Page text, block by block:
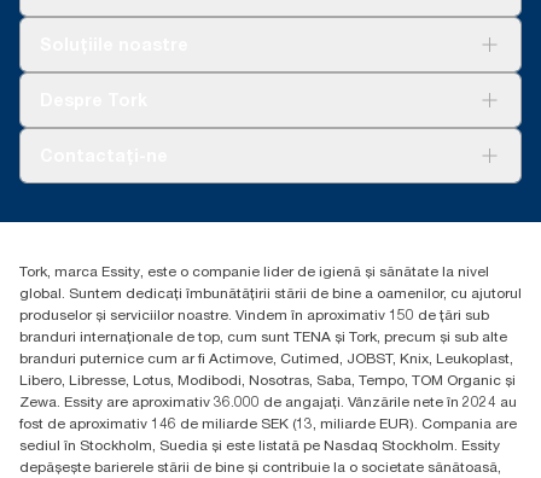
Essity Hungary Kft. Professional Hygiene
Budakeszi út 51.
Tork, marca Essity, este o companie lider de igienă și sănătate la nivel
global. Suntem dedicați îmbunătățirii stării de bine a oamenilor, cu ajutorul
produselor și serviciilor noastre. Vindem în aproximativ 150 de țări sub
branduri internaționale de top, cum sunt TENA și Tork, precum și sub alte
branduri puternice cum ar fi Actimove, Cutimed, JOBST, Knix, Leukoplast,
Libero, Libresse, Lotus, Modibodi, Nosotras, Saba, Tempo, TOM Organic și
Zewa. Essity are aproximativ 36.000 de angajați. Vânzările nete în 2024 au
fost de aproximativ 146 de miliarde SEK (13, miliarde EUR). Compania are
sediul în Stockholm, Suedia și este listată pe Nasdaq Stockholm. Essity
depășește barierele stării de bine și contribuie la o societate sănătoasă,